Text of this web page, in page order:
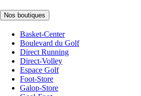
Nos boutiques
Basket-Center
Boulevard du Golf
Direct Running
Direct-Volley
Espace Golf
Foot-Store
Galop-Store